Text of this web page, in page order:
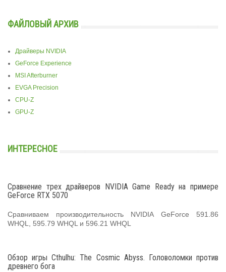
ФАЙЛОВЫЙ АРХИВ
Драйверы NVIDIA
GeForce Experience
MSI Afterburner
EVGA Precision
CPU-Z
GPU-Z
ИНТЕРЕСНОЕ
Сравнение трех драйверов NVIDIA Game Ready на примере
GeForce RTX 5070
Сравниваем производительность NVIDIA GeForce 591.86
WHQL, 595.79 WHQL и 596.21 WHQL
Обзор игры Cthulhu: The Cosmic Abyss. Головоломки против
древнего бога